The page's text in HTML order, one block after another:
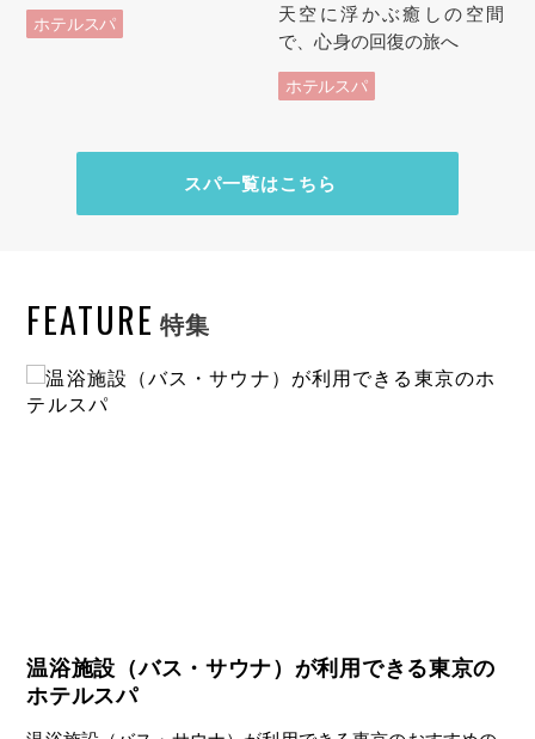
ホテルスパ
天空に浮かぶ癒しの空間
で、心身の回復の旅へ
ホテルスパ
スパ一覧はこちら
FEATURE 特集
温浴施設（バス・サウナ）が利用できる東京の
ホテルスパ